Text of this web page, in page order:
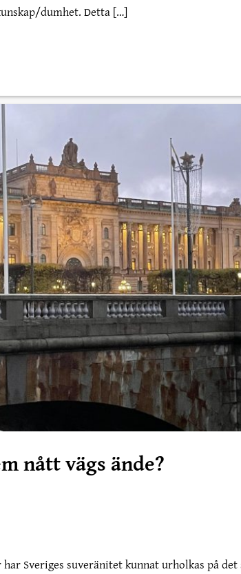
dumhet. Detta […]
nått vägs ände?
Sveriges suveränitet kunnat urholkas på